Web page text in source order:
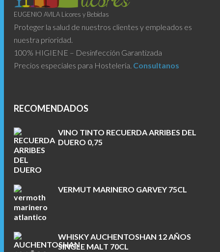
EUGENIO AVILA Licores y Bebidas
Proteger la salud de nuestros clientes y empleados es
nuestra prioridad.
100% HIGIENE – Desinfección Garantizada
Precios especiales para Hosteleria. Consultanos
RECOMENDADOS
VINO TINTO RECUERDA ARRIBES DEL
DUERO 0,75
VERMUT MARINERO GARVEY 75CL
WHISKY AUCHENTOSHAN 12 AÑOS
SINGLE MALT 70CL